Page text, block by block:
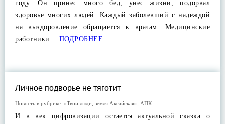
году. Он принес много бед, унес жизни, подорвал
здоровье многих людей. Каждый заболевший с надеждой
на выздоровление обращается к врачам. Медицинские
работники… ПОДРОБНЕЕ
Личное подворье не тяготит
Новость в рубрике: «Твои люди, земля Аксайская» АПК
И в век цифровизации остается актуальной сказка о